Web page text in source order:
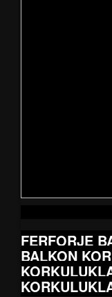
FERFORJE
BALKON